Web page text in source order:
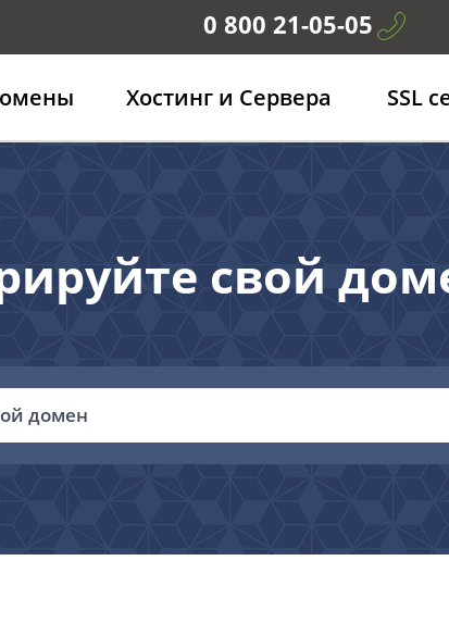
0 800 21-05-05
Хостинг и Сервера SSL
свой